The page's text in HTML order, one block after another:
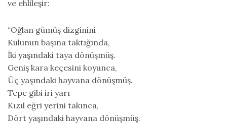
ve ehlileşir:
“Oğlan gümüş dizginini
Kulunun başına taktığında,
İki yaşındaki taya dönüşmüş.
Geniş kara keçesini koyunca,
Üç yaşındaki hayvana dönüşmüş.
Tepe gibi iri yarı
Kızıl eğri yerini takınca,
Dört yaşındaki hayvana dönüşmüş.